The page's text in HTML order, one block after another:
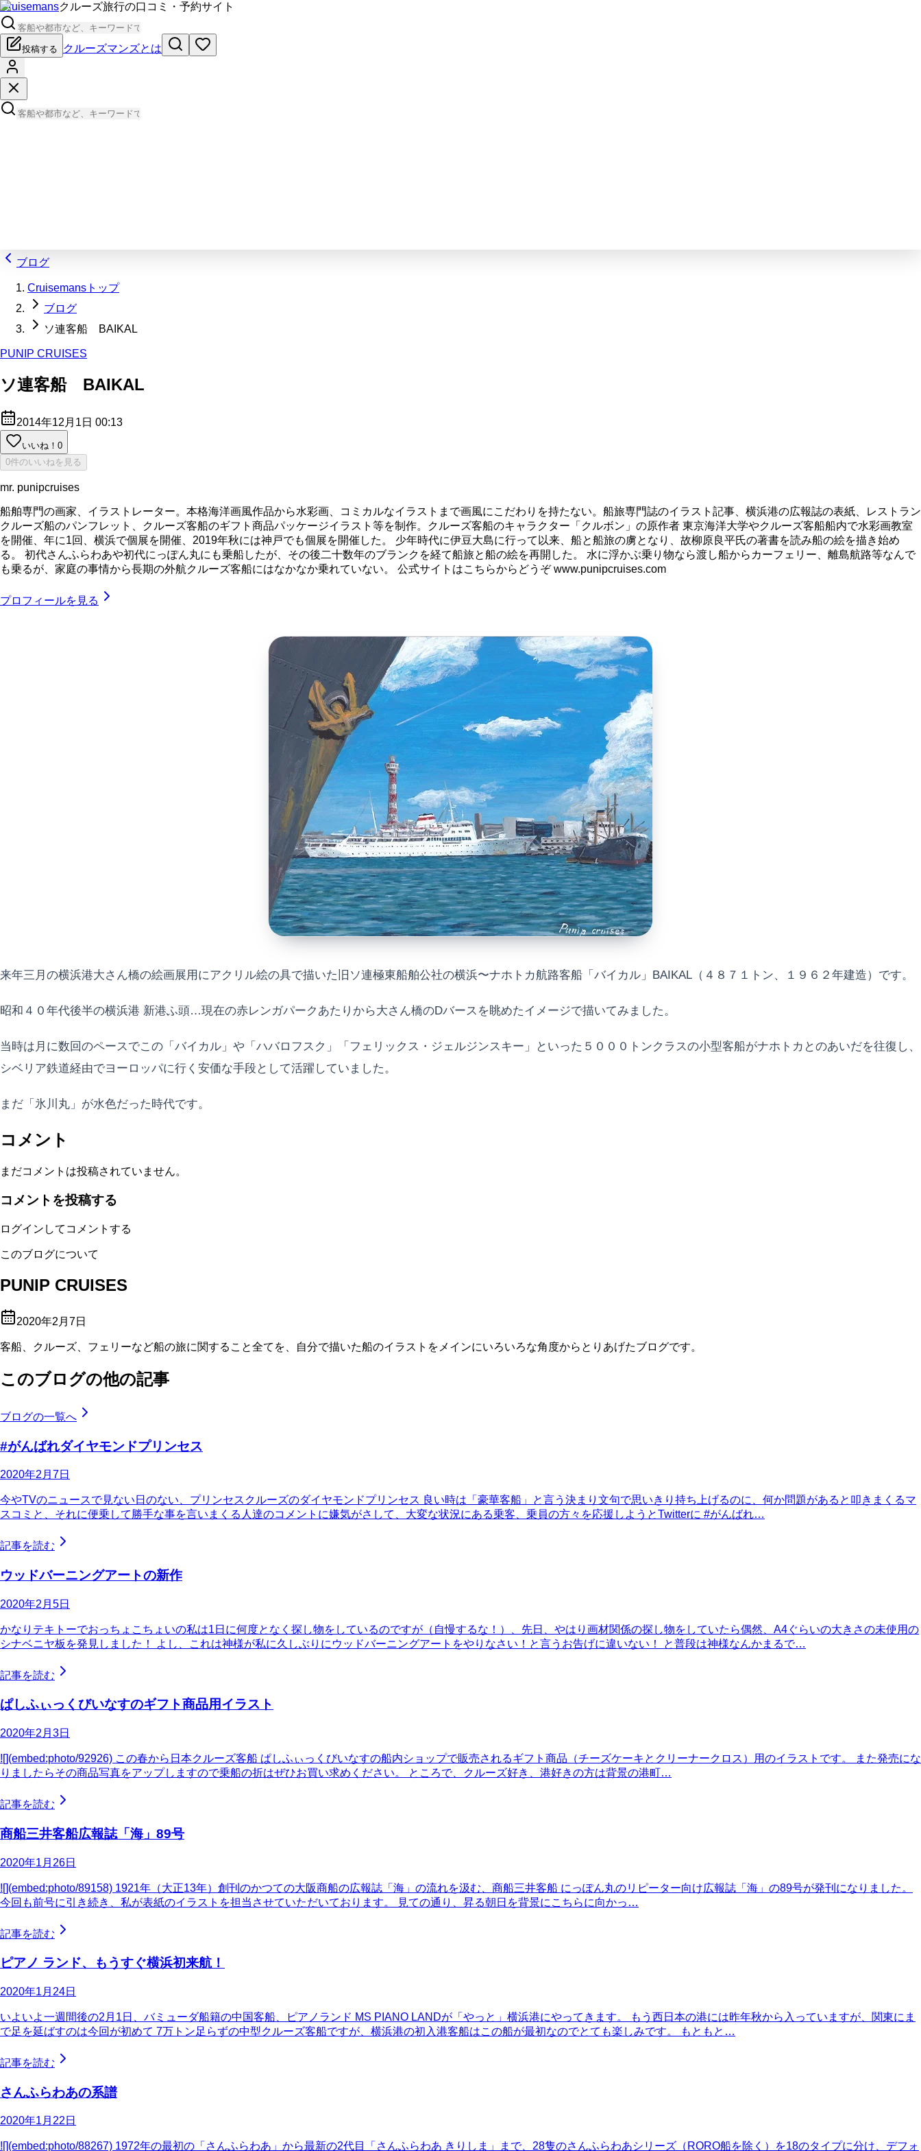
Cruisemansクルーズ旅行の口コミ・予約サイト
投稿する クルーズマンズとは
ブログ
Cruisemansトップ
ブログ
ソ連客船 BAIKAL
PUNIP CRUISES
ソ連客船 BAIKAL
2014年12月1日 00:13
いいね！ 0
0件のいいねを見る
mr. punipcruises
船舶専門の画家、イラストレーター。本格海洋画風作品から水彩画、コミカルなイラストまで画風にこだわりを持たない。船旅専門誌のイラスト記事、横浜港の広報誌の表紙、レストラン
クルーズ船のパンフレット、クルーズ客船のギフト商品パッケージイラスト等を制作。クルーズ客船のキャラクター「クルボン」の原作者 東京海洋大学やクルーズ客船船内で水彩画教室
を開催、年に1回、横浜で個展を開催、2019年秋には神戸でも個展を開催した。 少年時代に伊豆大島に行って以来、船と船旅の虜となり、故柳原良平氏の著書を読み船の絵を描き始め
る。 初代さんふらわあや初代にっぽん丸にも乗船したが、その後二十数年のブランクを経て船旅と船の絵を再開した。 水に浮かぶ乗り物なら渡し船からカーフェリー、離島航路等なんで
も乗るが、家庭の事情から長期の外航クルーズ客船にはなかなか乗れていない。 公式サイトはこちらからどうぞ www.punipcruises.com
プロフィールを見る
来年三月の横浜港大さん橋の絵画展用にアクリル絵の具で描いた旧ソ連極東船舶公社の横浜〜ナホトカ航路客船「バイカル」BAIKAL（４８７１トン、１９６２年建造）です。
昭和４０年代後半の横浜港 新港ふ頭…現在の赤レンガパークあたりから大さん橋のDバースを眺めたイメージで描いてみました。
当時は月に数回のペースでこの「バイカル」や「ハバロフスク」「フェリックス・ジェルジンスキー」といった５０００トンクラスの小型客船がナホトカとのあいだを往復し、
シベリア鉄道経由でヨーロッパに行く安価な手段として活躍していました。
まだ「氷川丸」が水色だった時代です。
コメント
まだコメントは投稿されていません。
コメントを投稿する
ログインしてコメントする
このブログについて
PUNIP CRUISES
2020年2月7日
客船、クルーズ、フェリーなど船の旅に関すること全てを、自分で描いた船のイラストをメインにいろいろな角度からとりあげたブログです。
このブログの他の記事
ブログの一覧へ
#がんばれダイヤモンドプリンセス
2020年2月7日
今やTVのニュースで見ない日のない、プリンセスクルーズのダイヤモンドプリンセス 良い時は「豪華客船」と言う決まり文句で思いきり持ち上げるのに、何か問題があると叩きまくるマ
スコミと、それに便乗して勝手な事を言いまくる人達のコメントに嫌気がさして、大変な状況にある乗客、乗員の方々を応援しようとTwitterに #がんばれ…
記事を読む
ウッドバーニングアートの新作
2020年2月5日
かなりテキトーでおっちょこちょいの私は1日に何度となく探し物をしているのですが（自慢するな！）、先日、やはり画材関係の探し物をしていたら偶然、A4ぐらいの大きさの未使用の
シナベニヤ板を発見しました！ よし、これは神様が私に久しぶりにウッドバーニングアートをやりなさい！と言うお告げに違いない！ と普段は神様なんかまるで…
記事を読む
ぱしふぃっくびいなすのギフト商品用イラスト
2020年2月3日
![](embed:photo/92926) この春から日本クルーズ客船 ぱしふぃっくびいなすの船内ショップで販売されるギフト商品（チーズケーキとクリーナークロス）用のイラストです。 また発売にな
りましたらその商品写真をアップしますので乗船の折はぜひお買い求めください。 ところで、クルーズ好き、港好きの方は背景の港町…
記事を読む
商船三井客船広報誌「海」89号
2020年1月26日
![](embed:photo/89158) 1921年（大正13年）創刊のかつての大阪商船の広報誌「海」の流れを汲む、商船三井客船 にっぽん丸のリピーター向け広報誌「海」の89号が発刊になりました。
今回も前号に引き続き、私が表紙のイラストを担当させていただいております。 見ての通り、昇る朝日を背景にこちらに向かっ…
記事を読む
ピアノ ランド、もうすぐ横浜初来航！
2020年1月24日
いよいよ一週間後の2月1日、バミューダ船籍の中国客船、ピアノランド MS PIANO LANDが「やっと」横浜港にやってきます。 もう西日本の港には昨年秋から入っていますが、関東にま
で足を延ばすのは今回が初めて 7万トン足らずの中型クルーズ客船ですが、横浜港の初入港客船はこの船が最初なのでとても楽しみです。 もともと…
記事を読む
さんふらわあの系譜
2020年1月22日
![](embed:photo/88267) 1972年の最初の「さんふらわあ」から最新の2代目「さんふらわあ きりしま」まで、28隻のさんふらわあシリーズ（RORO船を除く）を18のタイプに分け、デフォ